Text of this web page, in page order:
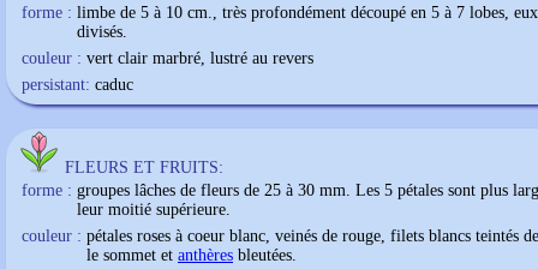
forme : limbe de 5 à 10 cm., très profondément découpé en 5 à 7 lobes,
divisés.
couleur : vert clair marbré, lustré au revers
persistant: caduc
FLEURS ET FRUITS:
forme : groupes lâches de fleurs de 25 à 30 mm. Les 5 pétales sont plus
leur moitié supérieure.
couleur : pétales roses à coeur blanc, veinés de rouge, filets blancs teintés
le sommet et anthères bleutées.